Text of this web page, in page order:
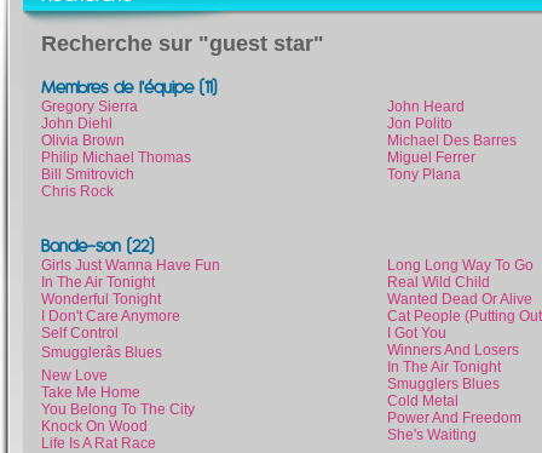
Recherche sur "guest star"
Membres de l'équipe (11)
Gregory Sierra
John Diehl
Olivia Brown
Philip Michael Thomas
Bill Smitrovich
Chris Rock
John Heard
Jon Polito
Michael Des Barres
Miguel Ferrer
Tony Plana
Bande-son (22)
Girls Just Wanna Have Fun
In The Air Tonight
Wonderful Tonight
I Don't Care Anymore
Self Control
Smugglerâs Blues
New Love
Take Me Home
You Belong To The City
Knock On Wood
Life Is A Rat Race
Long Long Way To Go
Real Wild Child
Wanted Dead Or Alive
Cat People (Putting
I Got You
Winners And Losers
In The Air Tonight
Smugglers Blues
Cold Metal
Power And Freedom
She's Waiting